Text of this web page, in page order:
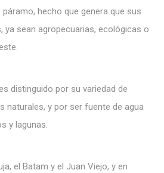
hecho que genera que sus
ya sean agropecuarias, ecológicas o
distinguido por su variedad de
naturales, y por ser fuente de agua
y lagunas.
el Batam y el Juan Viejo, y en